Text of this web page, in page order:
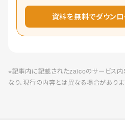
資料を無料でダウンロ
※記事内に記載されたzaicoのサービス
なり、現行の内容とは異なる場合がありま